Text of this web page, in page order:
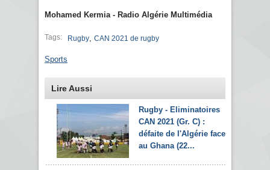
Mohamed Kermia - Radio Algérie Multimédia
Tags: Rugby CAN 2021 de rugby
Sports
Lire Aussi
Rugby - Eliminatoires
CAN 2021 (Gr. C) :
défaite de l'Algérie face
au Ghana (22...